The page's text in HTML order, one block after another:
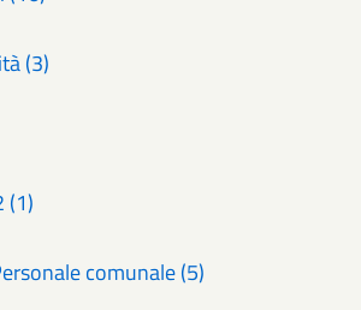
(3)
(1)
comunale (5)